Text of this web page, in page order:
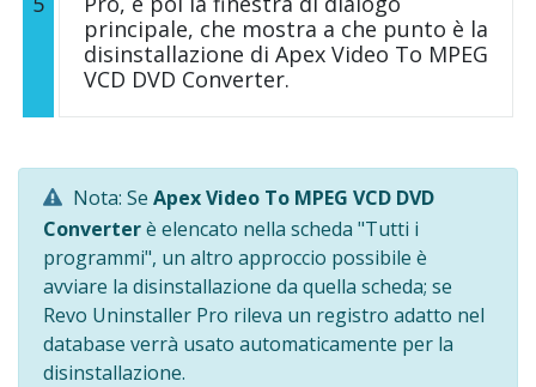
principale, che mostra a che punto è la
disinstallazione di Apex Video To MPEG
VCD DVD Converter.
Nota: Se Apex Video To MPEG VCD DVD
Converterè elencato nella scheda "Tutti i
programmi", un altro approccio possibile è
avviare la disinstallazione da quella scheda; se
Revo Uninstaller Pro rileva un registro adatto nel
database verrà usato automaticamente per la
disinstallazione.